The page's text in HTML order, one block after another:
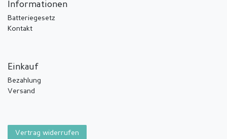
Informationen
Batteriegesetz
Kontakt
Einkauf
Bezahlung
Versand
Vertrag widerrufen